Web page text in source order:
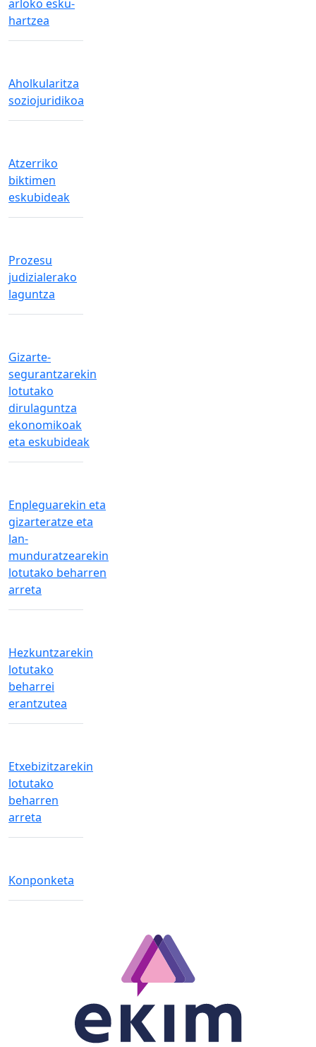
arloko esku-
hartzea
Aholkularitza
soziojuridikoa
Atzerriko
biktimen
eskubideak
Prozesu
judizialerako
laguntza
Gizarte-
segurantzarekin
lotutako
dirulaguntza
ekonomikoak
eta eskubideak
Enpleguarekin eta
gizarteratze eta
lan-
munduratzearekin
lotutako beharren
arreta
Hezkuntzarekin
lotutako
beharrei
erantzutea
Etxebizitzarekin
lotutako
beharren
arreta
Konponketa